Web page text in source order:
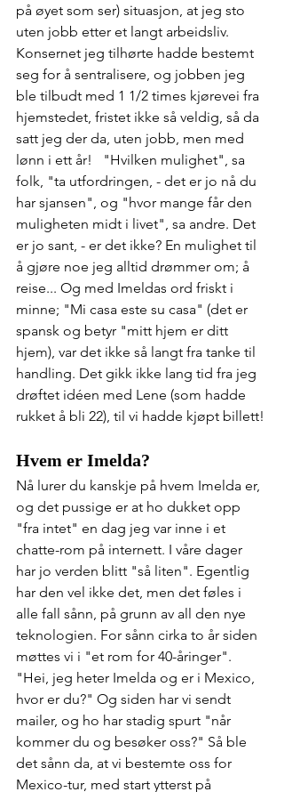
på øyet som ser) situasjon, at jeg sto
uten jobb etter et langt arbeidsliv.
Konsernet jeg tilhørte hadde bestemt
seg for å sentralisere, og jobben jeg
ble tilbudt med 1 1/2 times kjørevei fra
hjemstedet, fristet ikke så veldig, så da
satt jeg der da, uten jobb, men med
lønn i ett år!   "Hvilken mulighet", sa
folk, "ta utfordringen, - det er jo nå du
har sjansen", og "hvor mange får den
muligheten midt i livet", sa andre. Det
er jo sant, - er det ikke? En mulighet til
å gjøre noe jeg alltid drømmer om; å
reise... Og med Imeldas ord friskt i
minne; "Mi casa este su casa" (det er
spansk og betyr "mitt hjem er ditt
hjem), var det ikke så langt fra tanke til
handling. Det gikk ikke lang tid fra jeg
drøftet idéen med Lene (som hadde
rukket å bli 22), til vi hadde kjøpt billett!
Hvem er Imelda?
Nå lurer du kanskje på hvem Imelda er,
og det pussige er at ho dukket opp
"fra intet" en dag jeg var inne i et
chatte-rom på internett. I våre dager
har jo verden blitt "så liten". Egentlig
har den vel ikke det, men det føles i
alle fall sånn, på grunn av all den nye
teknologien. For sånn cirka to år siden
møttes vi i "et rom for 40-åringer".
"Hei, jeg heter Imelda og er i Mexico,
hvor er du?" Og siden har vi sendt
mailer, og ho har stadig spurt "når
kommer du og besøker oss?" Så ble
det sånn da, at vi bestemte oss for
Mexico-tur, med start ytterst på